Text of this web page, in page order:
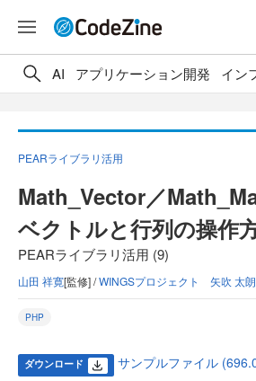
AI アプリケーション開発 イン
PEARライブラリ活用
Math_Vector／
ベクトルと行列の操作
PEARライブラリ活用 (9)
山田 祥寛[監修] /WINGSプロジェクト 矢吹 太朗
PHP
ダウンロード サンプルファイル